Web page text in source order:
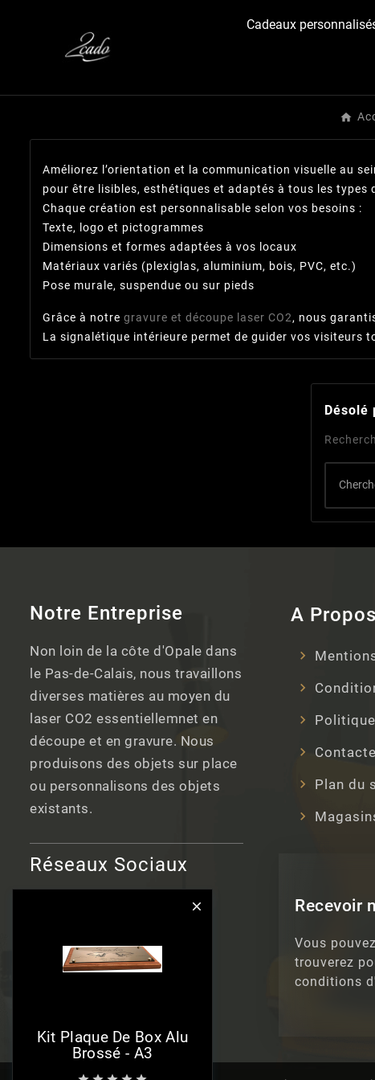

Kit Plaque De Box Alu
Brossé - A3
Cadeaux
Améliorez l’orientation et la communication visuelle au
pour être lisibles, esthétiques et adaptés à tous les types
Chaque création est personnalisable selon vos besoins :
Texte, logo et pictogrammes
Dimensions et formes adaptées à vos locaux
Matériaux variés (plexiglas, aluminium, bois, PVC, etc.)
Pose murale, suspendue ou sur pieds
Grâce à notre gravure et découpe laser CO2, nous
La signalétique intérieure permet de guider vos visiteurs
Désolé
Notre Entreprise
Non loin de la côte d'Opale dans
le Pas-de-Calais, nous travaillons
diverses matières au moyen du
laser CO2 essentiellemnet en
découpe et en gravure. Nous
produisons des objets sur place
ou personnalisons des objets
existants.
A Propos
Plan du
Réseaux Sociaux
Recevoir
Vous
trouverez
conditions